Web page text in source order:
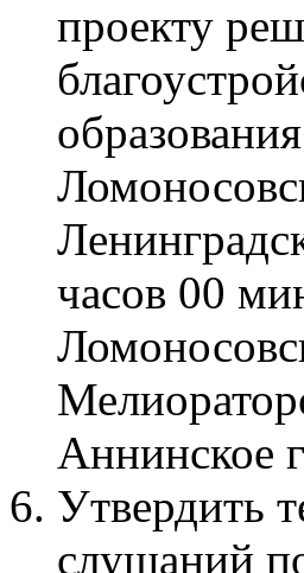
проекту
часов 00
Аннинское
Утвердить
слушаний